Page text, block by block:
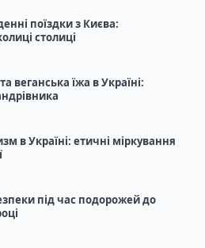
поїздки з Києва:
столиці
веганська їжа в Україні:
в Україні: етичні міркування
під час подорожей до